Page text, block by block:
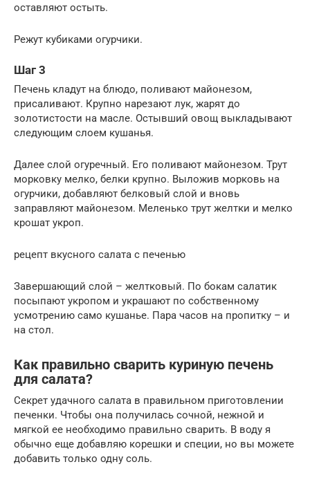
оставляют остыть.
Режут кубиками огурчики.
Шаг 3
Печень кладут на блюдо, поливают майонезом,
присаливают. Крупно нарезают лук, жарят до
золотистости на масле. Остывший овощ выкладывают
следующим слоем кушанья.
Далее слой огуречный. Его поливают майонезом. Трут
морковку мелко, белки крупно. Выложив морковь на
огурчики, добавляют белковый слой и вновь
заправляют майонезом. Меленько трут желтки и мелко
крошат укроп.
рецепт вкусного салата с печенью
Завершающий слой – желтковый. По бокам салатик
посыпают укропом и украшают по собственному
усмотрению само кушанье. Пара часов на пропитку – и
на стол.
Как правильно сварить куриную печень
для салата?
Секрет удачного салата в правильном приготовлении
печенки. Чтобы она получилась сочной, нежной и
мягкой ее необходимо правильно сварить. В воду я
обычно еще добавляю корешки и специи, но вы можете
добавить только одну соль.